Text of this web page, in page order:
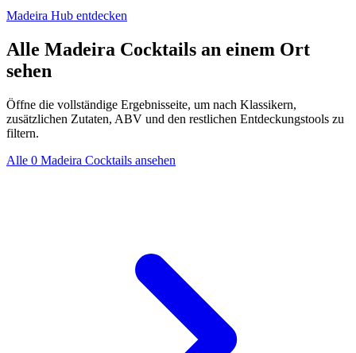
Madeira Hub entdecken
Alle Madeira Cocktails an einem Ort
sehen
Öffne die vollständige Ergebnisseite, um nach Klassikern,
zusätzlichen Zutaten, ABV und den restlichen Entdeckungstools zu
filtern.
Alle 0 Madeira Cocktails ansehen